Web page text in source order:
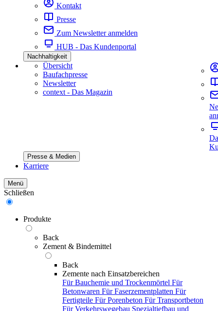
Kontakt
Presse
Zum Newsletter anmelden
HUB - Das Kundenportal
Nachhaltigkeit
Übersicht
Baufachpresse
Newsletter
context - Das Magazin
Presse & Medien
Karriere
Menü
Schließen
Produkte
Back
Zement & Bindemittel
Back
Zemente nach Einsatzbereichen
Für Bauchemie und Trockenmörtel Für
Betonwaren Für Faserzementplatten Für
Fertigteile Für Porenbeton Für Transportbeton
Für Verkehrswegebau Spezialtiefbau und